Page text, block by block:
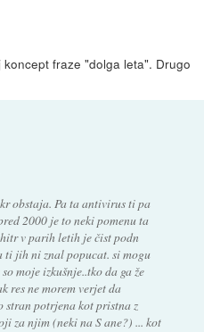
fraze "dolga leta". Drugo
obstaja. Pa ta antivirus ti pa
2000 je to neki pomenu ta
v parih letih je čist podn
ti jih ni znal popucat. si mogu
moje izkušnje..tko da ga že
res ne morem verjet da
stran potrjena kot pristna z
za njim (neki na S ane?) ... kot